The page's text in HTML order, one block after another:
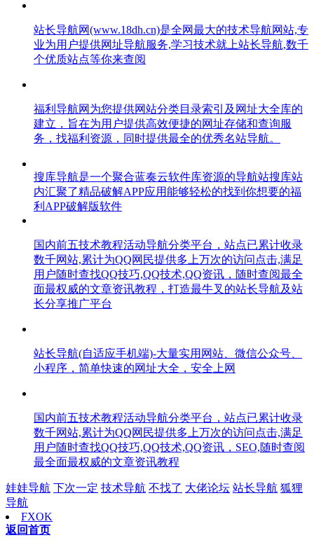
站长导航网(www.18dh.cn)是全网最大的技术导航网站,专
业为用户提供网址导航服务,学习技术就上站长导航,数千
个优质站点等你来查阅
福利导航网为您提供网站分类目录索引及网址大全库的
建立，旨在为用户提供高效便捷的网址存储和查询服
务，找福利资源，同时提供最全的优秀名站导航。
搜库导航是一个聚合蓝奏云软件库资源的导航站搜库站
内汇聚了精品破解APP应用能够轻松的找到你想要的福
利APP破解版软件
国内前五技术教程活动导航分类平台，站点已累计收录
数千网站,累计为QQ网民提供多上万次的访问点击,满足
用户随时查找QQ技巧,QQ技术,QQ资讯，随时查阅最全
面最权威的文章资讯教程，打造最牛叉的站长导航及站
长分享推广平台
站长导航(自适应手机端)-大量实用网站、微信公众号、
小程序，简单快速的网址大全，安全上网
国内前五技术教程活动导航分类平台，站点已累计收录
数千网站,累计为QQ网民提供多上万次的访问点击,满足
用户随时查找QQ技巧,QQ技术,QQ资讯，SEO,随时查阅
最全面最权威的文章资讯教程
娃娃导航 下次一定 技术导航 不找了 大佬论坛 站长导航 狐狸
导航
FXOK
返回首页